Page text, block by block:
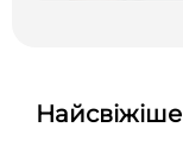
Найсвіжіше